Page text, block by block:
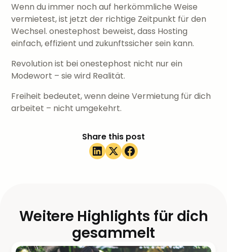
Wenn du immer noch auf herkömmliche Weise
vermietest, ist jetzt der richtige Zeitpunkt für den
Wechsel. onestephost beweist, dass Hosting
einfach, effizient und zukunftssicher sein kann.
Revolution ist bei onestephost nicht nur ein
Modewort – sie wird Realität.
Freiheit bedeutet, wenn deine Vermietung für dich
arbeitet – nicht umgekehrt.
Share this post
Weitere Highlights für dich
gesammelt